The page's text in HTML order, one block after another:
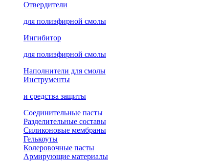
Отвердители
для полиэфирной смолы
Ингибитор
для полиэфирной смолы
Наполнители для смолы
Инструменты
и средства защиты
Соединительные пасты
Разделительные составы
Силиконовые мембраны
Гелькоуты
Колеровочные пасты
Армирующие материалы